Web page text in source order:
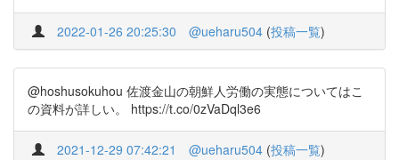
2022-01-26 20:25:30 @ueharu504 (投稿一覧)
@hoshusokuhou 佐渡金山の朝鮮人労働の実態についてはこ
の資料が詳しい。 https://t.co/0zVaDql3e6
2021-12-29 07:42:21 @ueharu504 (投稿一覧)